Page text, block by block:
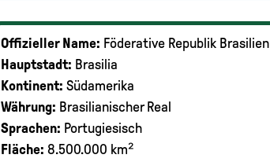
Offizieller Name: Föderative Republik Brasilien
Hauptstadt: Brasilia
Kontinent: Südamerika
Währung: Brasilianischer Real
Sprachen: Portugiesisch
Fläche: 8.500.000 km²